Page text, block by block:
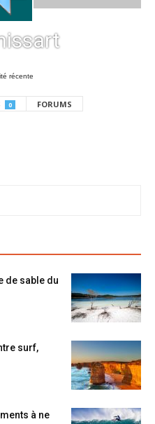
récente
0 FORUMS
de sable du
surf,
à ne